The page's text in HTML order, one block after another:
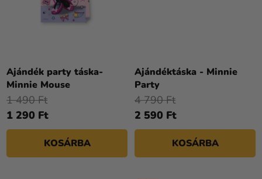
Ajándék party táska-
Minnie Mouse
1 290 Ft
1 490 Ft
KOSÁRBA
Ajándéktáska - Minnie
Party
2 590 Ft
4 790 Ft
KOSÁRBA